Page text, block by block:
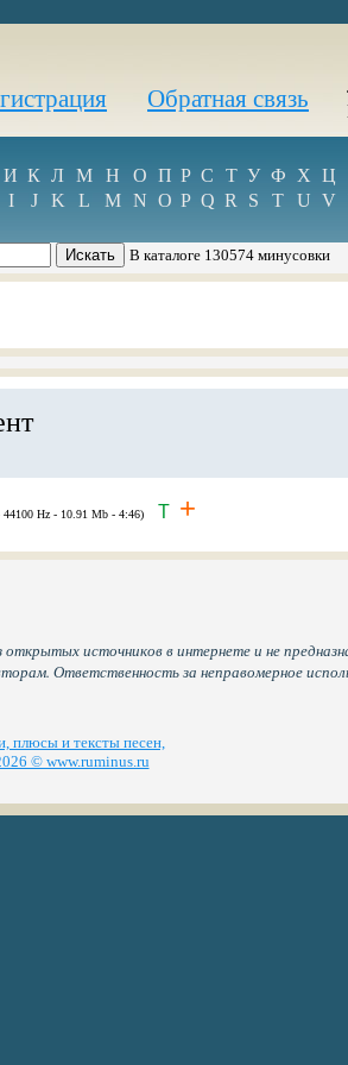
Обратная связь
И К Л М Н О П Р С Т У Ф Х Ц
I J K L M N O P Q R S T U V
В каталоге 130574 минусовки
Hz - 10.91 Mb - 4:46) T +
источников в интернете и не
Ответственность за неправомерное
плюсы и тексты песен,
© www.ruminus.ru